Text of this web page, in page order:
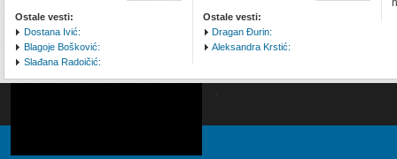
Show
Ostale vesti:
Dostana Ivić:
Blagoje Bošković:
Slađana Radoičić:
Ostale vesti:
Dragan Đurin:
Aleksandra Krstić: